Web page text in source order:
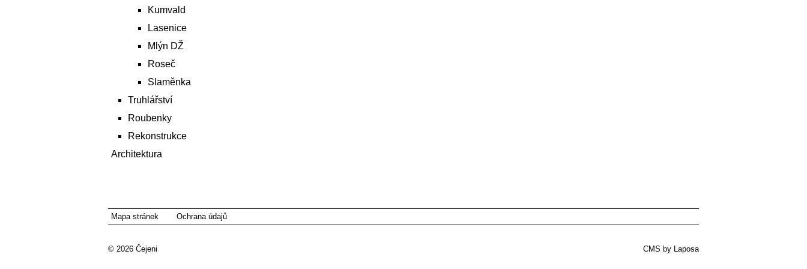
Kumvald
Lasenice
Mlýn DŽ
Roseč
Slaměnka
Truhlářství
Roubenky
Rekonstrukce
Architektura
Mapa stránek Ochrana údajů
© 2026 Čejeni CMS by Laposa